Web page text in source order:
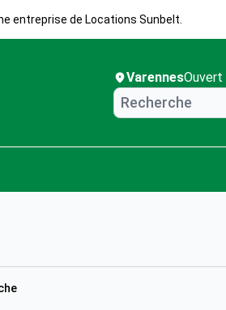
entreprise de Locations Sunbelt.
VarennesOuvert